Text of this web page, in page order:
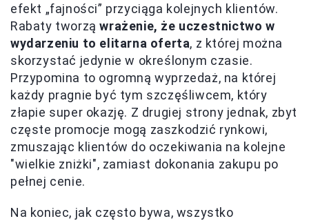
efekt „fajności” przyciąga kolejnych klientów.
Rabaty tworząwrażenie, że uczestnictwo w
wydarzeniu to elitarna oferta, z której można
skorzystać jedynie w określonym czasie.
Przypomina to ogromną wyprzedaż, na której
każdy pragnie być tym szczęśliwcem, który
złapie super okazję. Z drugiej strony jednak, zbyt
częste promocje mogą zaszkodzić rynkowi,
zmuszając klientów do oczekiwania na kolejne
"wielkie zniżki", zamiast dokonania zakupu po
pełnej cenie.
Na koniec, jak często bywa, wszystko